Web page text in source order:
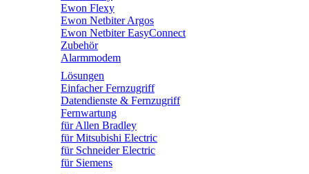
Ewon Flexy
Ewon Netbiter Argos
Ewon Netbiter EasyConnect
Zubehör
Alarmmodem
Lösungen
Einfacher Fernzugriff
Datendienste & Fernzugriff
Fernwartung
für Allen Bradley
für Mitsubishi Electric
für Schneider Electric
für Siemens